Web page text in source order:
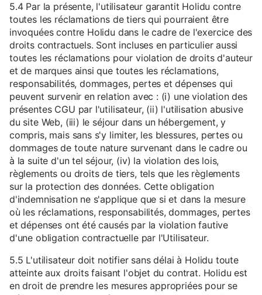
5.4 Par la présente, l'utilisateur garantit Holidu contre
toutes les réclamations de tiers qui pourraient être
invoquées contre Holidu dans le cadre de l'exercice des
droits contractuels. Sont incluses en particulier aussi
toutes les réclamations pour violation de droits d'auteur
et de marques ainsi que toutes les réclamations,
responsabilités, dommages, pertes et dépenses qui
peuvent survenir en relation avec : (i) une violation des
présentes CGU par l'utilisateur, (ii) l'utilisation abusive
du site Web, (iii) le séjour dans un hébergement, y
compris, mais sans s'y limiter, les blessures, pertes ou
dommages de toute nature survenant dans le cadre ou
à la suite d'un tel séjour, (iv) la violation des lois,
règlements ou droits de tiers, tels que les règlements
sur la protection des données. Cette obligation
d'indemnisation ne s'applique que si et dans la mesure
où les réclamations, responsabilités, dommages, pertes
et dépenses ont été causés par la violation fautive
d'une obligation contractuelle par l'Utilisateur.
5.5 L'utilisateur doit notifier sans délai à Holidu toute
atteinte aux droits faisant l'objet du contrat. Holidu est
en droit de prendre les mesures appropriées pour se